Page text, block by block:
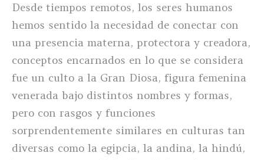
Desde tiempos remotos, los seres humanos
hemos sentido la necesidad de conectar con
una presencia materna, protectora y creadora,
conceptos encarnados en lo que se considera
fue un culto a la Gran Diosa, figura femenina
venerada bajo distintos nombres y formas,
pero con rasgos y funciones
sorprendentemente similares en culturas tan
diversas como la egipcia, la andina, la hindú,